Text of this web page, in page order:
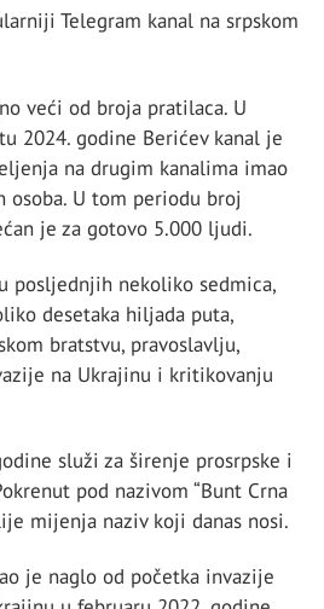
Telegram kanal na srpskom
veći od broja pratilaca. U
2024. godine Berićev kanal je
na drugim kanalima imao
U tom periodu broj
je za gotovo 5.000 ljudi.
posljednjih nekoliko sedmica,
desetaka hiljada puta,
bratstvu, pravoslavlju,
na Ukrajinu i kritikovanju
služi za širenje prosrpske i
pod nazivom “Bunt Crna
mijenja naziv koji danas nosi.
je naglo od početka invazije